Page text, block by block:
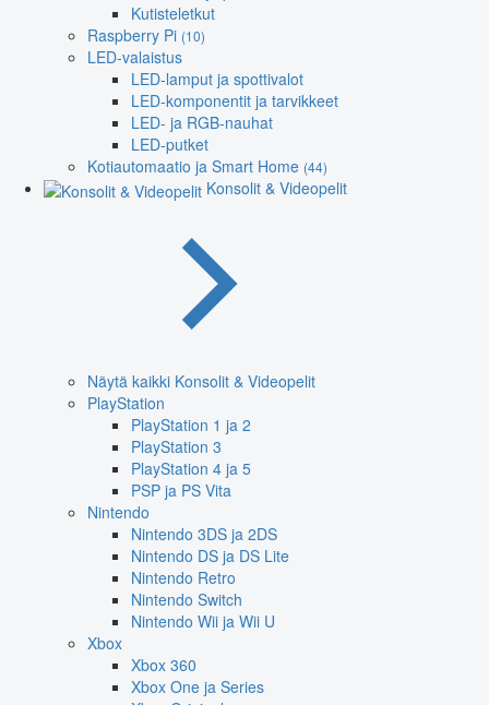
Kutisteletkut
Raspberry Pi (10)
LED-valaistus
LED-lamput ja spottivalot
LED-komponentit ja tarvikkeet
LED- ja RGB-nauhat
LED-putket
Kotiautomaatio ja Smart Home (44)
Konsolit & Videopelit
Näytä kaikki Konsolit & Videopelit
PlayStation
PlayStation 1 ja 2
PlayStation 3
PlayStation 4 ja 5
PSP ja PS Vita
Nintendo
Nintendo 3DS ja 2DS
Nintendo DS ja DS Lite
Nintendo Retro
Nintendo Switch
Nintendo Wii ja Wii U
Xbox
Xbox 360
Xbox One ja Series